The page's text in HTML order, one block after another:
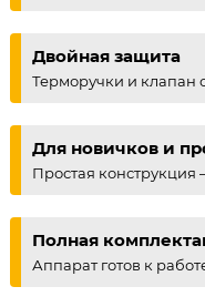
Двойная защита
Терморучки и клапан
Для новичков и
Простая конструкция
Полная
Аппарат готов к